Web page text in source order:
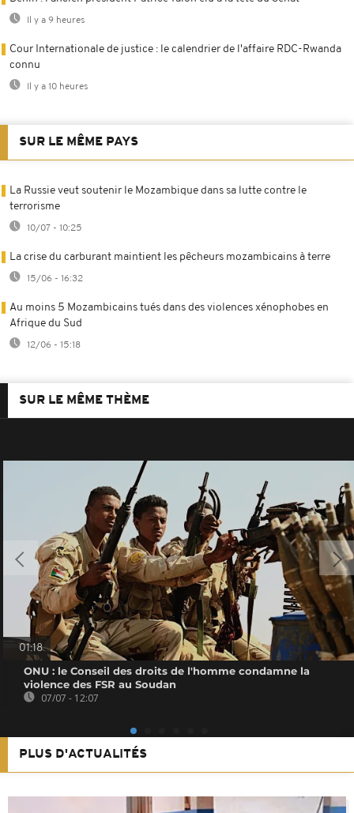
Il y a 9 heures
Cour Internationale de justice : le calendrier de l'affaire RDC-Rwanda
connu
Il y a 10 heures
SUR LE MÊME PAYS
La Russie veut soutenir le Mozambique dans sa lutte contre le
terrorisme
10/07 - 10:25
La crise du carburant maintient les pêcheurs mozambicains à terre
15/06 - 16:32
Au moins 5 Mozambicains tués dans des violences xénophobes en
Afrique du Sud
12/06 - 15:18
SUR LE MÊME THÈME
01:18
ONU : le Conseil des droits de l'homme condamne la
violence des FSR au Soudan
07/07 - 12:07
PLUS D'ACTUALITÉS